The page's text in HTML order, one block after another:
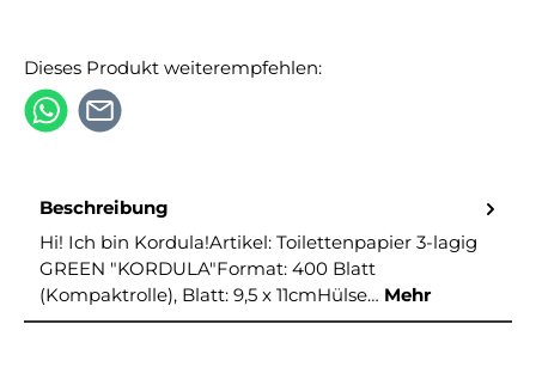
Dieses Produkt weiterempfehlen:
Beschreibung
Hi! Ich bin Kordula!Artikel: Toilettenpapier 3-lagig
GREEN "KORDULA"Format: 400 Blatt
(Kompaktrolle), Blatt: 9,5 x 11cmHülse… Mehr